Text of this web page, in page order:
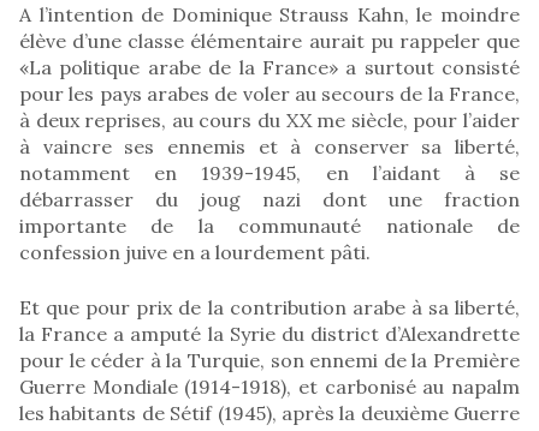
A l’intention de Dominique Strauss Kahn, le moindre
élève d’une classe élémentaire aurait pu rappeler que
«La politique arabe de la France» a surtout consisté
pour les pays arabes de voler au secours de la France,
à deux reprises, au cours du XX me siècle, pour l’aider
à vaincre ses ennemis et à conserver sa liberté,
notamment en 1939-1945, en l’aidant à se
débarrasser du joug nazi dont une fraction
importante de la communauté nationale de
confession juive en a lourdement pâti.
Et que pour prix de la contribution arabe à sa liberté,
la France a amputé la Syrie du district d’Alexandrette
pour le céder à la Turquie, son ennemi de la Première
Guerre Mondiale (1914-1918), et carbonisé au napalm
les habitants de Sétif (1945), après la deuxième Guerre